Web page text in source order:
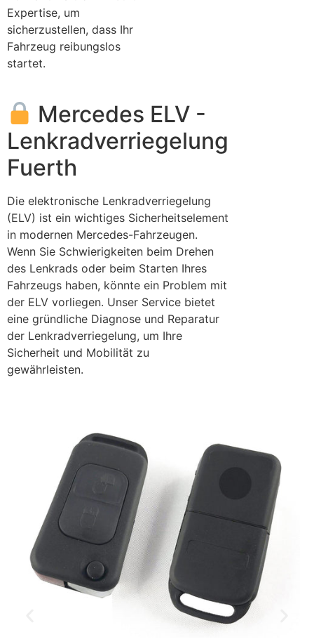
Expertise, um
sicherzustellen, dass Ihr
Fahrzeug reibungslos
startet.
Mercedes ELV -
Lenkradverriegelung
Fuerth
Die elektronische Lenkradverriegelung
(ELV) ist ein wichtiges Sicherheitselement
in modernen Mercedes-Fahrzeugen.
Wenn Sie Schwierigkeiten beim Drehen
des Lenkrads oder beim Starten Ihres
Fahrzeugs haben, könnte ein Problem mit
der ELV vorliegen. Unser Service bietet
eine gründliche Diagnose und Reparatur
der Lenkradverriegelung, um Ihre
Sicherheit und Mobilität zu
gewährleisten.